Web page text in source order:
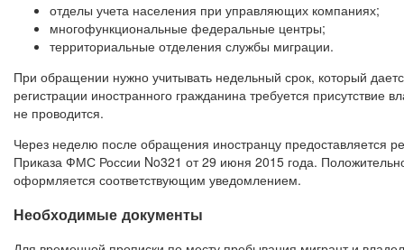
отделы учета населения при управляющих компаниях;
многофункциональные федеральные центры;
территориальные отделения службы миграции.
При обращении нужно учитывать недельный срок, который
регистрации иностранного гражданина требуется
не проводится.
Через неделю после обращения иностранцу
Приказа ФМС России No321 от 29 июня 2015 года.
оформляется соответствующим уведомлением.
Необходимые документы